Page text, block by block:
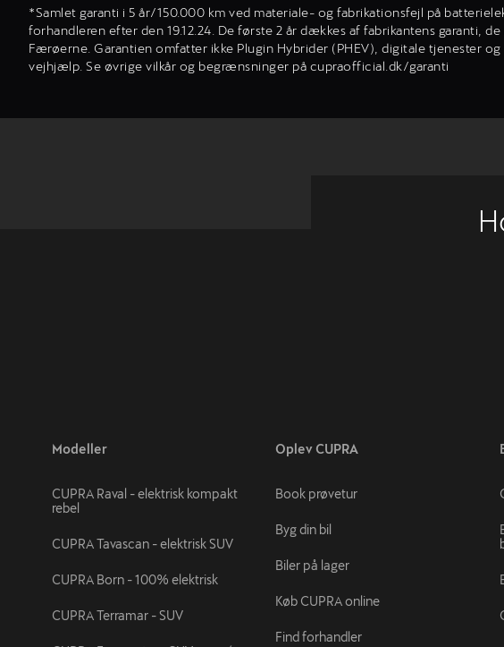
*Samlet garanti i 5 år/150.000 km ved materiale- og fabrikationsfejl på
forhandleren efter den 19.12.24. De første 2 år dækkes af fabrikantens garanti,
Færøerne. Garantien omfatter ikke Plugin Hybrider (PHEV), digitale tjenester
vejhjælp. Se øvrige vilkår og begrænsninger på cupraofficial.dk/garanti
Modeller
CUPRA Raval - elektrisk kompakt
rebel
CUPRA Tavascan - elektrisk SUV
CUPRA Born - 100% elektrisk
CUPRA Terramar - SUV
Oplev CUPRA
Book prøvetur
Byg din bil
Biler på lager
Køb CUPRA online
Find forhandler